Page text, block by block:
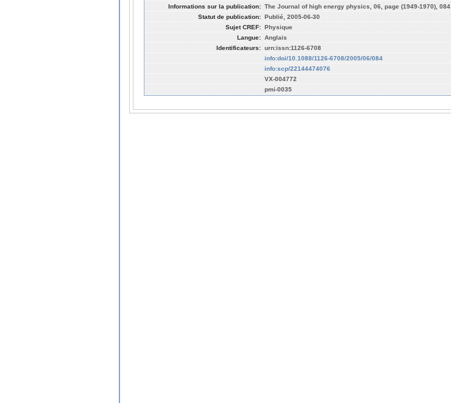
Informations sur la publication: The Journal of high energy physics, 06, page (1949-1970), 084
Statut de publication: Publié, 2005-06-30
Sujet CREF: Physique
Langue: Anglais
Identificateurs: urn:issn:1126-6708
info:doi/10.1088/1126-6708/2005/06/084
info:scp/22144474076
VX-004772
pmi-0035